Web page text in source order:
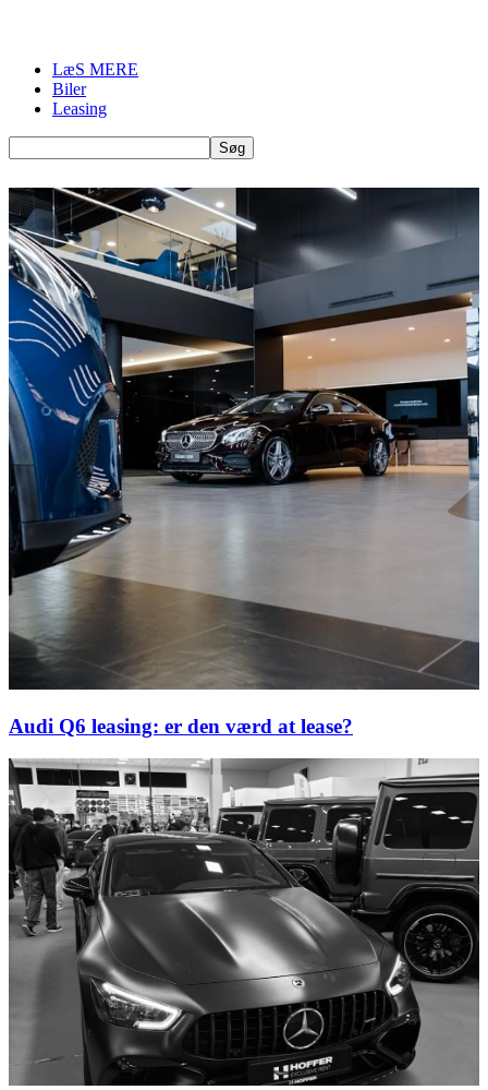
LæS MERE
Biler
Leasing
Audi Q6 leasing: er den værd at lease?